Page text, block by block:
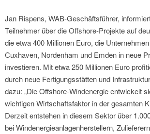
Jan Rispens, WAB-Geschäftsführer,
Teilnehmer über die Offshore-Projekte auf
die etwa 400 Millionen Euro, die
Cuxhaven, Nordenham und Emden in neue
investieren. Mit etwa 250 Millionen Euro
durch neue Fertigungsstätten und
dazu: „Die Offshore-Windenergie entwickelt
wichtigen Wirtschaftsfaktor in der gesamten
Derzeit entstehen in diesem Sektor über
bei Windenergieanlagenherstellern,